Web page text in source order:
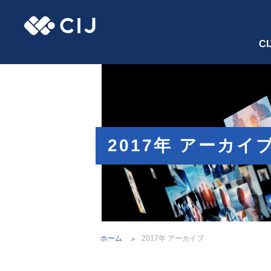
2017年 アーカイ
ホーム 2017年 アーカイブ